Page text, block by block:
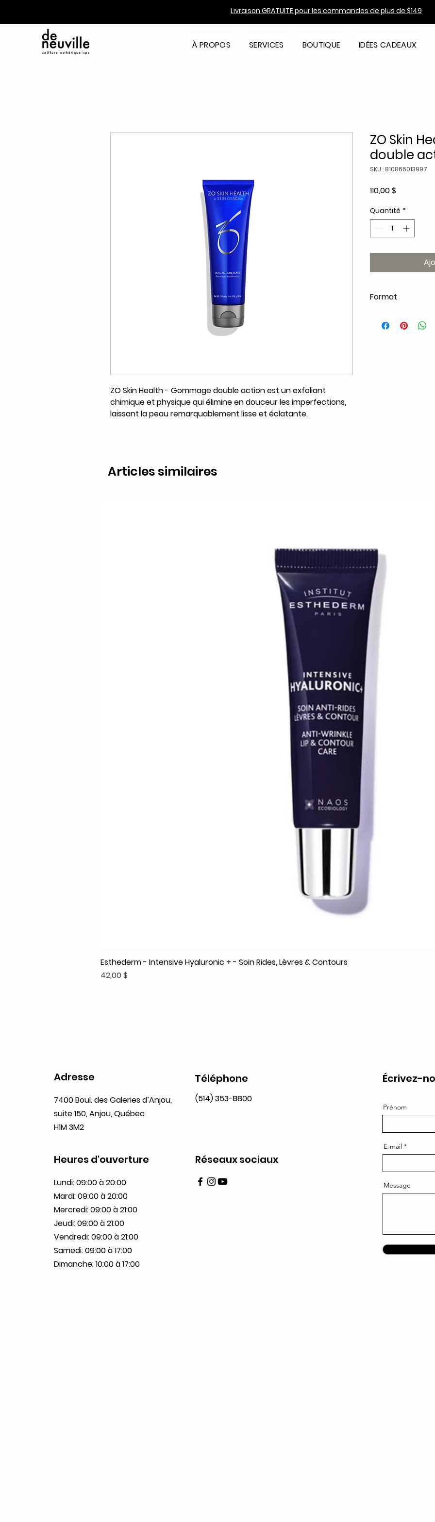
Livraison GRATUITE pour les commandes de plus de $149
À PROPOS SERVICES BOUTIQUE IDÉES CADEAUX
ZO Skin Health - Gommage double action est un exfoliant
chimique et physique qui élimine en douceur les imperfections,
laissant la peau remarquablement lisse et éclatante.
ZO Skin
double
SKU : 810866013997
110,00 $
Quantité *
Format
Articles similaires
Aperçu rapide
Esthederm - Intensive Hyaluronic + - Soin Rides, Lèvres & Contours
Prix
42,00 $
Adresse
7400 Boul. des Galeries d’Anjou,
suite 150, Anjou, Québec
H1M 3M2
Téléphone
(514) 353-8800
Heures d'ouverture
Lundi: 09:00 à 20:00
Mardi: 09:00 à 20:00
Mercredi: 09:00 à 21:00
Jeudi: 09:00 à 21:00
Vendredi: 09:00 à 21:00
Samedi: 09:00 à 17:00
Dimanche: 10:00 à 17:00
Réseaux sociaux
Écrivez-
Prénom
E-mail
Message